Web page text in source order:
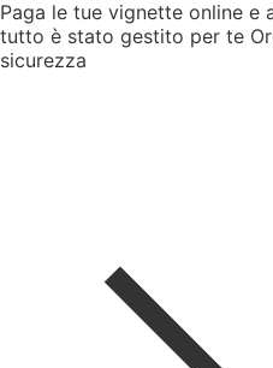
Paga le tue vignette online e
tutto è stato gestito per te
sicurezza